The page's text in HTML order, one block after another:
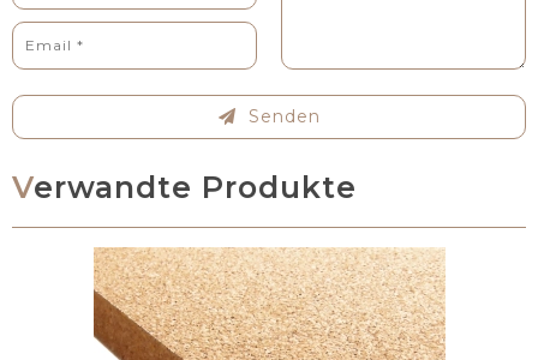
Senden
Verwandte Produkte